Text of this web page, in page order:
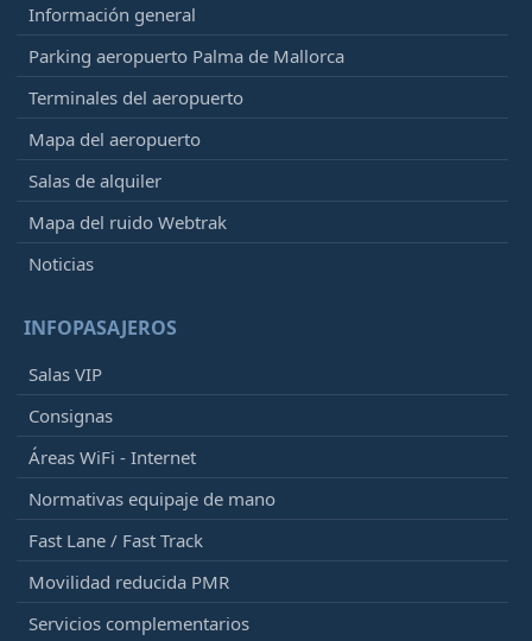
Información general
Parking aeropuerto Palma de Mallorca
Terminales del aeropuerto
Mapa del aeropuerto
Salas de alquiler
Mapa del ruido Webtrak
Noticias
INFOPASAJEROS
Salas VIP
Consignas
Áreas WiFi - Internet
Normativas equipaje de mano
Fast Lane / Fast Track
Movilidad reducida PMR
Servicios complementarios